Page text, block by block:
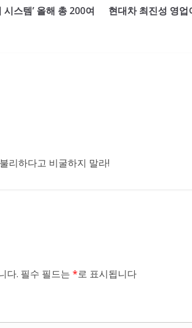
스템’ 올해 총 200여
현대차 최진성 영
리하다고 비굴하지 말라!
다. 필수 필드는 *로 표시됩니다